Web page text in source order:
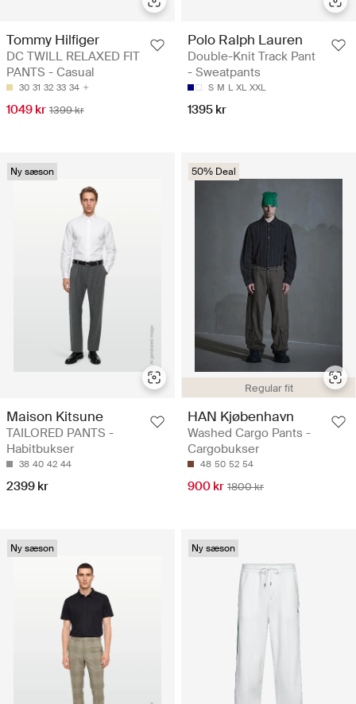
Tommy Hilfiger
DC TWILL RELAXED FIT
PANTS - Casual
30 31 32 33 34
1049 kr 1399 kr
Polo Ralph Lauren
Double-Knit Track Pant
- Sweatpants
S M L XL XXL
1395 kr
Ny sæson
Maison Kitsune
TAILORED PANTS -
Habitbukser
38 40 42 44
2399 kr
Regular fit
50% Deal
HAN Kjøbenhavn
Washed Cargo Pants -
Cargobukser
48 50 52 54
900 kr 1800 kr
Ny sæson Ny sæson